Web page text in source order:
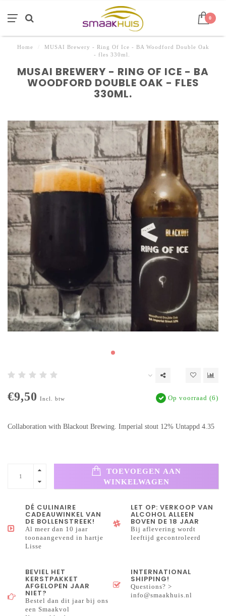
0
Home
MUSAI Brewery - Ring Of Ice - BA Woodford Double Oak
- fles 330ml.
MUSAI BREWERY - RING OF ICE - BA
WOODFORD DOUBLE OAK - FLES
330ML.
€9,50 Incl. btw Op voorraad (6)
Collaboration with Blackout Brewing. Imperial stout 12% Untappd 4.35
TOEVOEGEN AAN
WINKELWAGEN
DÉ CULINAIRE
CADEAUWINKEL VAN
DE BOLLENSTREEK!
Al meer dan 10 jaar
toonaangevend in hartje
Lisse
LET OP: VERKOOP VAN
ALCOHOL ALLEEN
BOVEN DE 18 JAAR
Bij aflevering wordt
leeftijd gecontroleerd
BEVIEL HET
KERSTPAKKET
AFGELOPEN JAAR
NIET?
Bestel dan dit jaar bij ons
een Smaakvol
INTERNATIONAL
SHIPPING!
Questions? >
info@smaakhuis.nl